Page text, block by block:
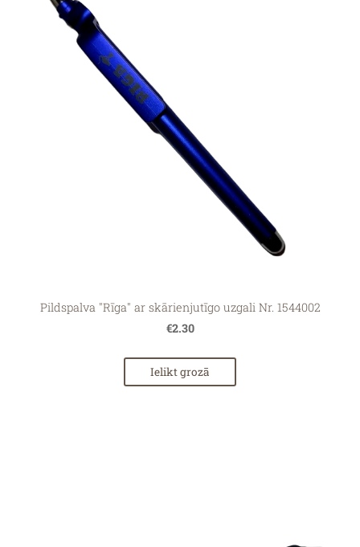
Pildspalva "Rīga" ar skārienjutīgo uzgali Nr. 1544002
€2.30
Ielikt grozā